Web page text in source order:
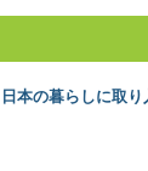
日本の暮らしに
長い歴史と匠の技、
日本の暮らしに取